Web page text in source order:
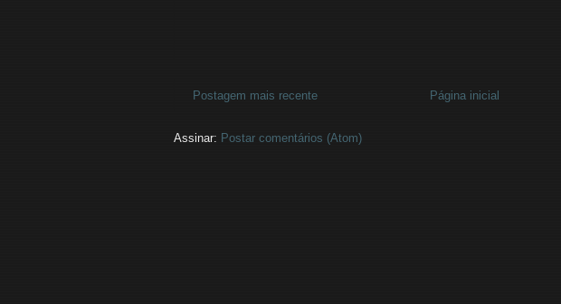
Postagem mais recente Página inicial
Assinar: Postar comentários (Atom)